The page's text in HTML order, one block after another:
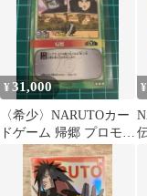
¥31,000
〈希少〉NARUTOカー
ドゲーム 帰郷 プロモ
BANDAI 非売品
¥